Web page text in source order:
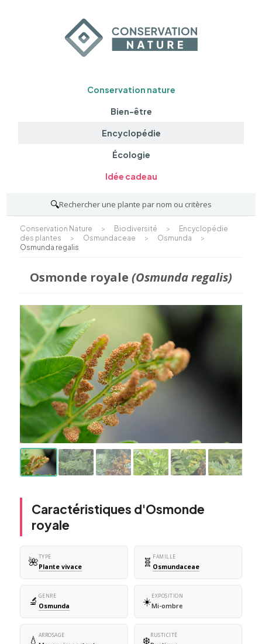
Conservation nature
Bien-être
Encyclopédie
Écologie
Idée cadeau
🔍Rechercher une plante par nom ou critères
Conservation Nature > Biodiversité >
Encyclopédie
des plantes
> Osmundaceae > Osmunda
>
Osmunda regalis
Osmonde royale (Osmunda regalis)
Caractéristiques d'Osmonde
royale
🌺TYPE
Plante vivace 🧬 FAMILLE
Osmundaceae
🔬 GENRE
Osmunda ☀️EXPOSITION
Mi-ombre
💧 ARROSAGE ❄️RUSTICITÉ